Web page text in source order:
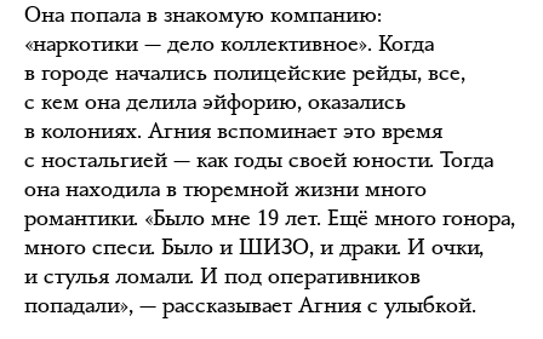
Она попала в знакомую компанию:
«наркотики — дело коллективное». Когда
в городе начались полицейские рейды, все,
с кем она делила эйфорию, оказались
в колониях. Агния вспоминает это время
с ностальгией — как годы своей юности. Тогда
она находила в тюремной жизни много
романтики. «Было мне 19 лет. Ещё много гонора,
много спеси. Было и ШИЗО, и драки. И очки,
и стулья ломали. И под оперативников
попадали», — рассказывает Агния с улыбкой.